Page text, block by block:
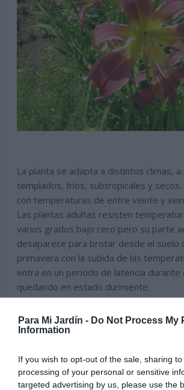
Para Mi Jardín - Do Not Process My
Information
If you wish to opt-out of the sale, sharing
processing of your personal or sensitive
targeted advertising by us, please use the
La planta se adapta a distintos climas, a
templados, fríos, subtropicales y
con temperaturas de entre veinte y
Las plantas adultas resisten
varios grados bajo cero pero su parte
desaparece para brotar desde el suelo
primavera con la subida de las
entra en un periodo de latencia durante
quedando en estado durmiente.